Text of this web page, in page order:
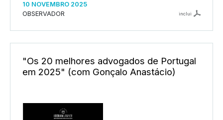
10 NOVEMBRO 2025
OBSERVADOR
inclui
"Os 20 melhores advogados de Portugal
em 2025" (com Gonçalo Anastácio)